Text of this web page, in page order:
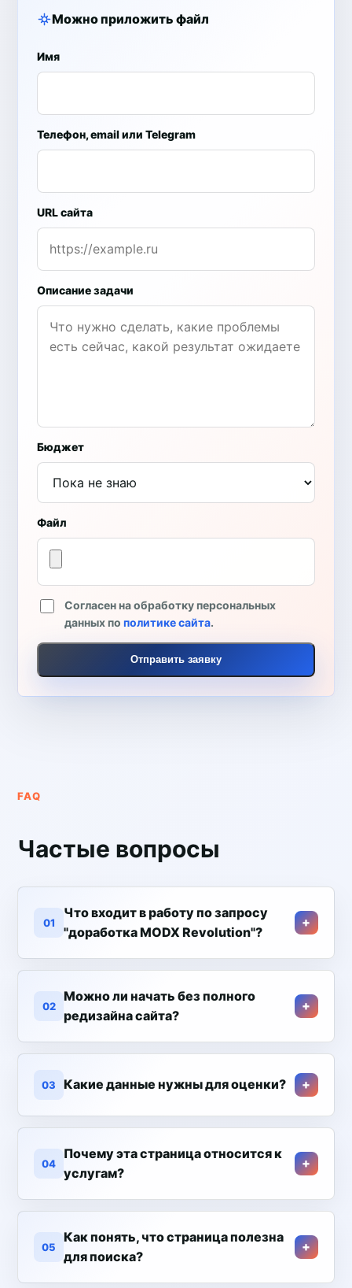
Можно приложить файл
Имя
Телефон, email или Telegram
URL сайта
Описание задачи
Бюджет
Файл
Согласен на обработку персональных
данных пополитике сайта.
Отправить заявку
FAQ
Частые вопросы
01
Что входит в работу по запросу
"доработка MODX Revolution"?
02
Можно ли начать без полного
редизайна сайта?
03 Какие данные нужны для оценки?
04
Почему эта страница относится к
услугам?
05
Как понять, что страница полезна
для поиска?